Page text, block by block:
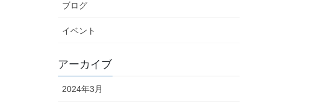
ブログ
イベント
アーカイブ
2024年3月